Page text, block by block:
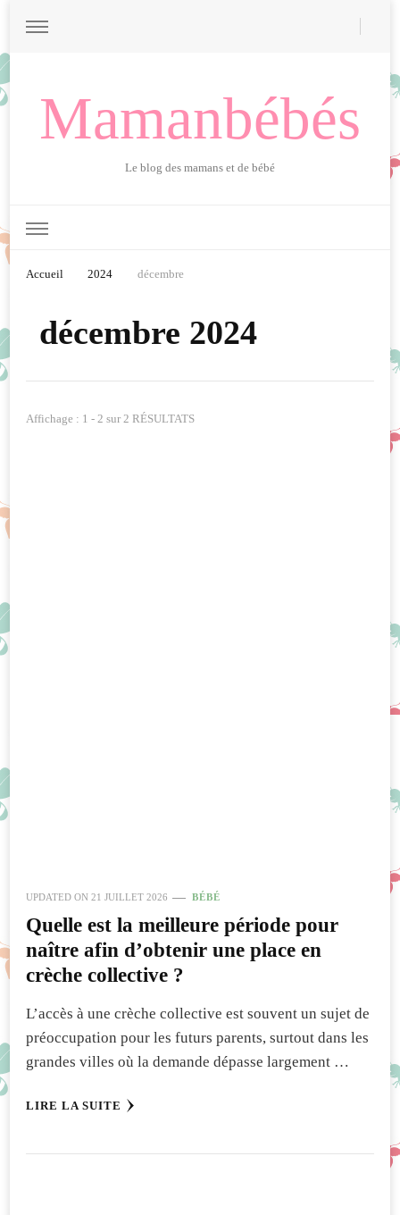
Mamanbébés
Le blog des mamans et de bébé
Accueil 2024 décembre
décembre 2024
Affichage : 1 - 2 sur 2 RÉSULTATS
UPDATED ON 21 JUILLET 2026 BÉBÉ
Quelle est la meilleure période pour
naître afin d’obtenir une place en
crèche collective ?
L’accès à une crèche collective est souvent un sujet de
préoccupation pour les futurs parents, surtout dans les
grandes villes où la demande dépasse largement …
LIRE LA SUITE